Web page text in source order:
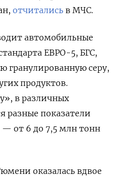
отчитались в МЧС.
автомобильные
ЕВРО-5, БГС,
гранулированную серу,
продуктов.
в различных
разные показатели
от 6 до 7,5 млн тонн
оказалась вдвое